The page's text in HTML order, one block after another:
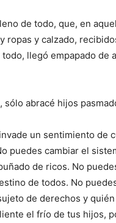
de todo, que, en
ropas y calzado,
llegó empapado de
sólo abracé hijos
un sentimiento de
puedes cambiar el
de ricos. No
de todos. No
de derechos y
el frío de tus hijos,